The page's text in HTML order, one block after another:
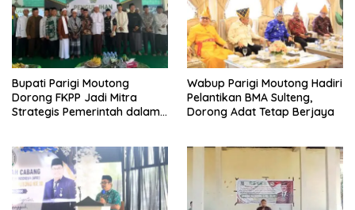
Bupati Parigi Moutong
Dorong FKPP Jadi Mitra
Strategis Pemerintah dalam
Wabup Parigi Moutong Hadiri
Pelantikan BMA Sulteng,
Dorong Adat Tetap Berjaya